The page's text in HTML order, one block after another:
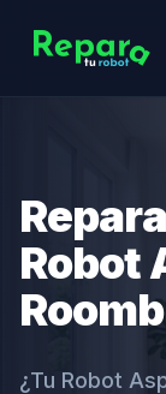
Robot
¿Tu Robot